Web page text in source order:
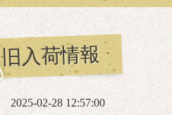
旧入荷情報
2025-02-28 12:57:00